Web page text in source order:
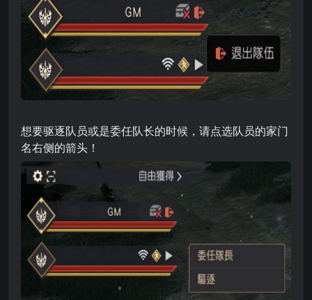
想要驱逐队员或是委任队长的时候，请点选队员的家门
名右侧的箭头！